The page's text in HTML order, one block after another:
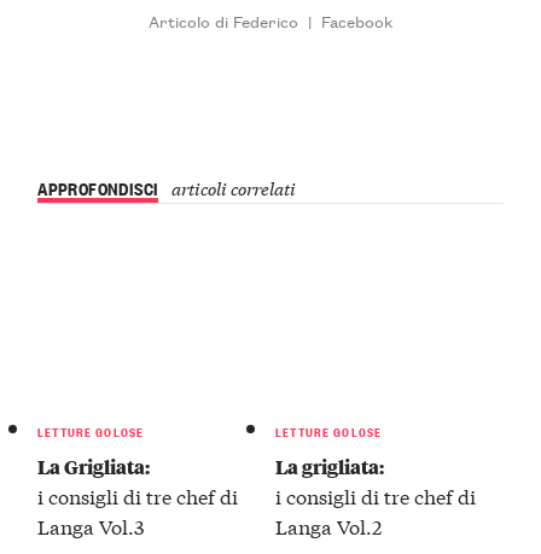
Articolo di Federico | Facebook
APPROFONDISCI articoli correlati
LETTURE GOLOSE
La Grigliata:
i consigli di tre chef di
Langa Vol.3
LETTURE GOLOSE
La grigliata:
i consigli di tre chef di
Langa Vol.2